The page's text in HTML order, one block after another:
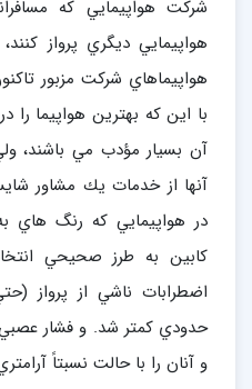
شركت هواپيمايي كه
هواپيمايي ديگري پرواز
هواپيماهاي شركت مزبور
با اين كه بهترين هواپيما را
آن بسيار مؤدب مي باشند،
آنها از خدمات يك مشاور
در هواپيمايي كه رنگ هاي
كابين به طرز صحيحي
اضطرابات ناشي از پرواز
حدودي كمتر شد. و فشار عصبي
و آنان را با حالت نسبتاً